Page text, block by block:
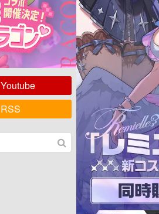
Youtube
RSS